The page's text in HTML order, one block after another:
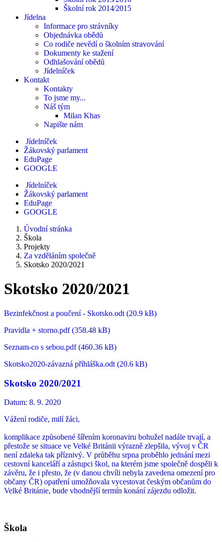
Školní rok 2014⁄2015
Jídelna
Informace pro strávníky
Objednávka obědů
Co rodiče nevědí o školním stravování
Dokumenty ke stažení
Odhlašování obědů
Jídelníček
Kontakt
Kontakty
To jsme my...
Náš tým
Milan Khas
Napište nám
Jídelníček
Žákovský parlament
EduPage
GOOGLE
Jídelníček
Žákovský parlament
EduPage
GOOGLE
Úvodní stránka
Škola
Projekty
Za vzděláním společně
Skotsko 2020/2021
Skotsko 2020/2021
Bezinfekčnost a poučení - Skotsko.odt (20.9 kB)
Pravidla + storno.pdf (358.48 kB)
Seznam-co s sebou.pdf (460.36 kB)
Skotsko2020-závazná příhláška.odt (20.6 kB)
Skotsko 2020/2021
Datum: 8. 9. 2020
Vážení rodiče, milí žáci,
komplikace způsobené šířením koronaviru bohužel nadále trvají, a
přestože se situace ve Velké Británii výrazně zlepšila, vývoj v ČR
není zdaleka tak příznivý. V průběhu srpna proběhlo jednání mezi
cestovní kanceláří a zástupci škol, na kterém jsme společně dospěli k
závěru, že i přesto, že (v danou chvíli nebyla zavedena omezení pro
občany ČR) opatření umožňovala vycestovat českým občanům do
Velké Británie, bude vhodnější termín konání zájezdu odložit.
Škola